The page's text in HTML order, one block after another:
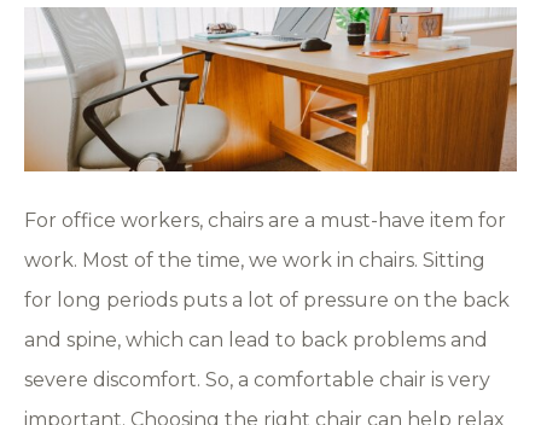
For office workers, chairs are a must-have item for
work. Most of the time, we work in chairs. Sitting
for long periods puts a lot of pressure on the back
and spine, which can lead to back problems and
severe discomfort. So, a comfortable chair is very
important. Choosing the right chair can help relax